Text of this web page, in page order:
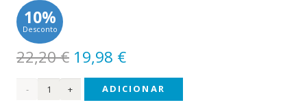
10%
Desconto
22,20€ O
preço
original
19,98 €O
preço
atual
Quantidade
ADICIONAR